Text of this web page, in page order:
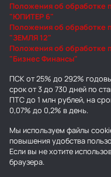
Положения об
"ЮПИТЕР 6"
Положения об
"ЗЕМЛЯ 12"
Положения об
"Бизнес Финансы"
ПСК от 25% до 292%
срок от 3 до 730 дней по
ПТС до 1 млн рублей, на
0,07% до 0,2% в день.
Мы используем файлы
повышения удобства
Если вы не хотите
браузера.